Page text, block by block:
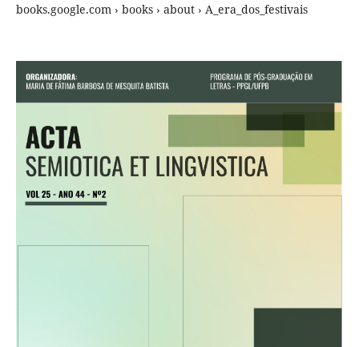
books.google.com › books › about › A_era_dos_festivais